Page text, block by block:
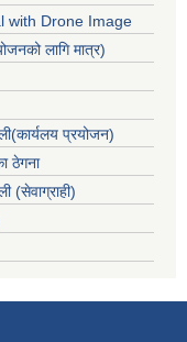
with Drone Image
लागि मात्र)
प्रयोजन)
ठेगना
(सेवाग्राही)